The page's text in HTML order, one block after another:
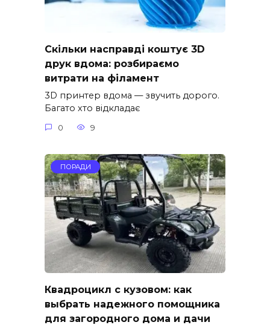
Скільки насправді коштує 3D
друк вдома: розбираємо
витрати на філамент
3D принтер вдома — звучить дорого.
Багато хто відкладає
0 9
ПОРАДИ
Квадроцикл с кузовом: как
выбрать надежного помощника
для загородного дома и дачи